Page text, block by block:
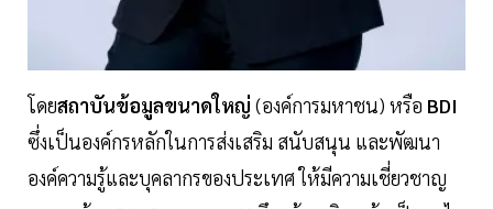
โดยสถาบันข้อมูลขนาดใหญ่ (องค์การมหาชน) หรือ BDI
ซึ่งเป็นองค์กรหลักในการส่งเสริม สนับสนุน และพัฒนา
องค์ความรู้และบุคลากรของประเทศ ให้มีความเชี่ยวชาญ